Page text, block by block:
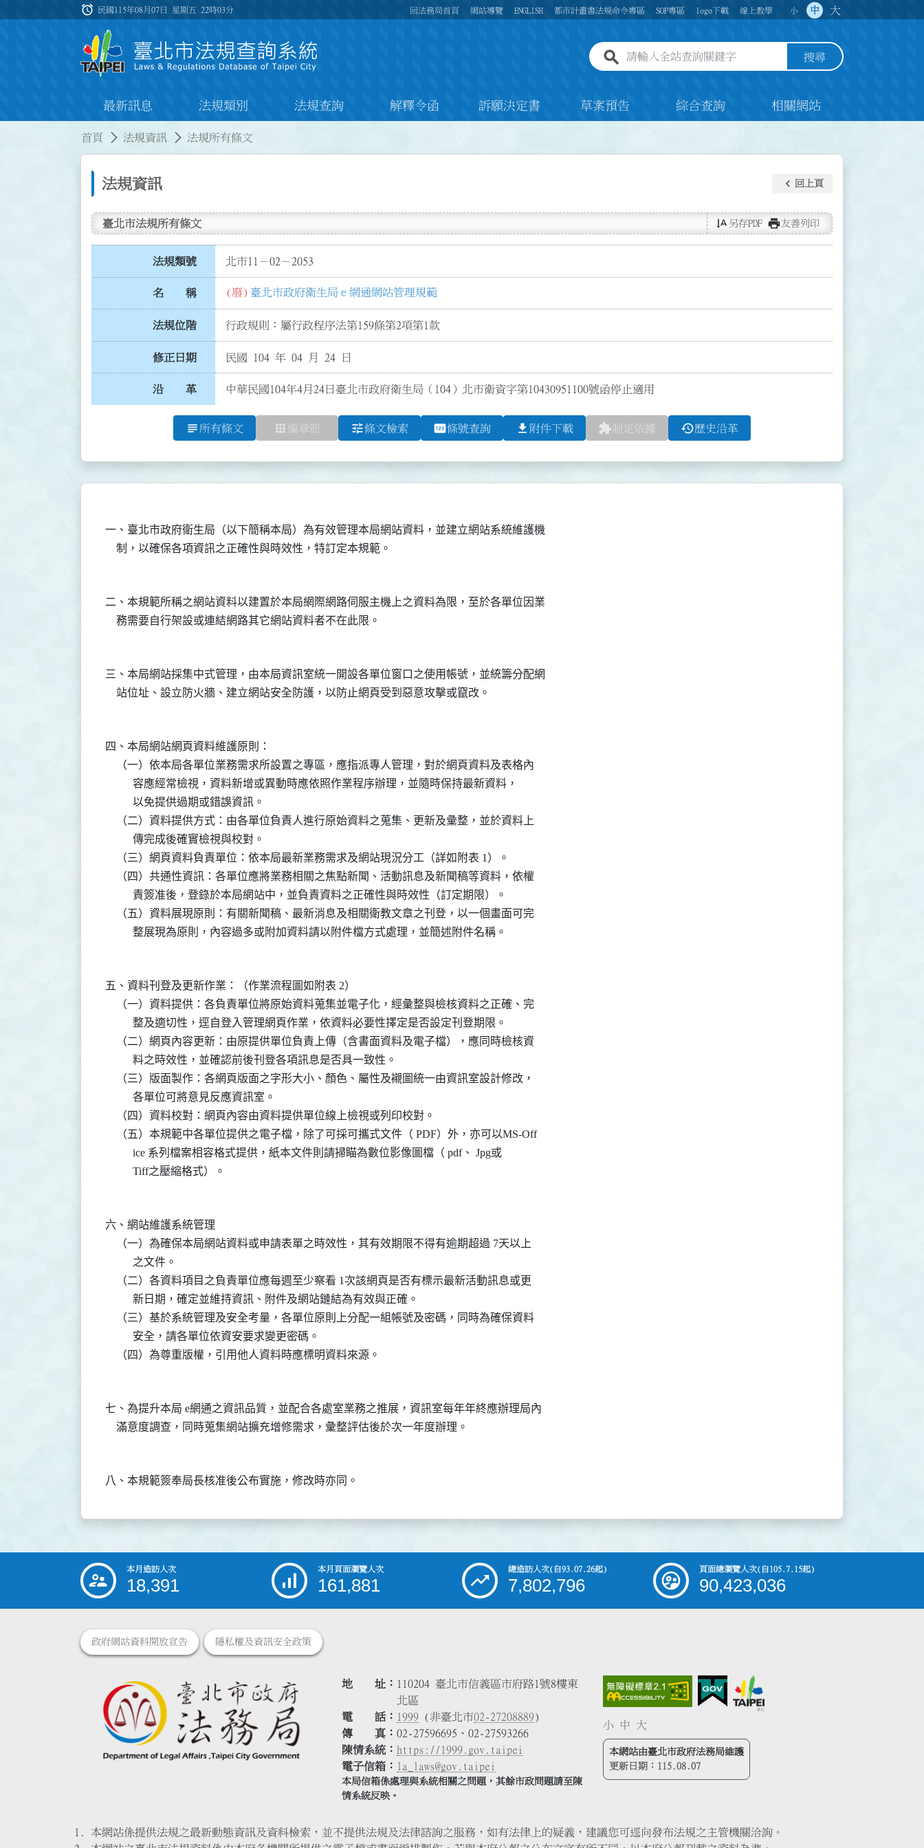
:::
alarm 民國115年08月07日 星期五22時03分 回法務局首頁 網站導覽 ENGLISH 都市計畫書法規命令專區 SOP專區 logo下載 線上教學 小 中 大
全站查詢關鍵字欄位 搜尋
最新訊息 法規類別 法規查詢 解釋令函 訴願決定書 草案預告 綜合查詢 相關網站
首頁 法規資訊 法規所有條文
法規資訊 keyboard_arrow_left 回上頁
臺北市法規所有條文 text_rotate_vertical 另存PDF print友善列印
法規類號 北市11－02－2053
名 稱 (廢) 臺北市政府衛生局ｅ網通網站管理規範
法規位階 行政規則：屬行政程序法第159條第2項第1款
修正日期 民國 104 年 04 月 24 日
沿 革 中華民國104年4月24日臺北市政府衛生局（104）北市衛資字第10430951100號函停止適用
subject 所有條文 apps 編章節 tune條文檢索 pin條號查詢 file_download 附件下載 extension制定依據 history歷史沿革
一、臺北市政府衛生局（以下簡稱本局）為有效管理本局網站資料，並建立網站系統維護機
二、本規範所稱之網站資料以建置於本局網際網路伺服主機上之資料為限，至於各單位因業
三、本局網站採集中式管理，由本局資訊室統一開設各單位窗口之使用帳號，並統籌分配網
四、本局網站網頁資料維護原則：
    （一）依本局各單位業務需求所設置之專區，應指派專人管理，對於網頁資料及表格內
          容應經常檢視，資料新增或異動時應依照作業程序辦理，並隨時保持最新資料，
          以免提供過期或錯誤資訊。
    （二）資料提供方式：由各單位負責人進行原始資料之蒐集、更新及彙整，並於資料上
          傳完成後確實檢視與校對。
    （三）網頁資料負責單位：依本局最新業務需求及網站現況分工（詳如附表 1）。
    （四）共通性資訊：各單位應將業務相關之焦點新聞、活動訊息及新聞稿等資料，依權
          責簽准後，登錄於本局網站中，並負責資料之正確性與時效性（訂定期限）。
    （五）資料展現原則：有關新聞稿、最新消息及相關衛教文章之刊登，以一個畫面可完
五、資料刊登及更新作業：（作業流程圖如附表 2）
    （一）資料提供：各負責單位將原始資料蒐集並電子化，經彙整與檢核資料之正確、完
          整及適切性，逕自登入管理網頁作業，依資料必要性擇定是否設定刊登期限。
    （二）網頁內容更新：由原提供單位負責上傳（含書面資料及電子檔），應同時檢核資
          料之時效性，並確認前後刊登各項訊息是否具一致性。
    （三）版面製作：各網頁版面之字形大小、顏色、屬性及襯圖統一由資訊室設計修改，
          各單位可將意見反應資訊室。
    （四）資料校對：網頁內容由資料提供單位線上檢視或列印校對。
    （五）本規範中各單位提供之電子檔，除了可採可攜式文件（ PDF）外，亦可以MS-Off
          ice 系列檔案相容格式提供，紙本文件則請掃瞄為數位影像圖檔（ pdf、 Jpg或
六、網站維護系統管理
    （一）為確保本局網站資料或申請表單之時效性，其有效期限不得有逾期超過 7天以上
          之文件。
    （二）各資料項目之負責單位應每週至少察看 1次該網頁是否有標示最新活動訊息或更
          新日期，確定並維持資訊、附件及網站鏈結為有效與正確。
    （三）基於系統管理及安全考量，各單位原則上分配一組帳號及密碼，同時為確保資料
          安全，請各單位依資安要求變更密碼。
七、為提升本局 e網通之資訊品質，並配合各處室業務之推展，資訊室每年年終應辦理局內
::: 本月造訪人次
18,391
本月頁面瀏覽人次
161,881
總造訪人次(自93.07.26起)
7,802,796
頁面總瀏覽人次(自105.7.15起)
90,423,036
政府網站資料開放宣告 隱私權及資訊安全政策
地 址
110204 臺北市信義區市府路1號8樓東
北區
電 話
1999 (非臺北市02-27208889)
傳 真
02-27596695、02-27593266
陳情系統
https://1999.gov.taipei
電子信箱
la_laws@gov.taipei
本局信箱係處理與系統相關之問題，其餘市政問題請至陳
情系統反映。
小 中 大
本網站由臺北市政府法務局維護
更新日期： 115.08.07
本網站係提供法規之最新動態資訊及資料檢索，並不提供法規及法律諮詢之服務，如有法律上的疑義，建議您可逕向發布法規之主管機關洽詢。